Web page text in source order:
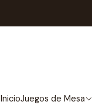
InicioJuegos de Mesa